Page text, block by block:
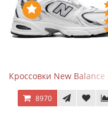
Кроссовки New Balance
8970